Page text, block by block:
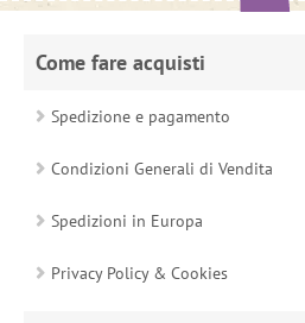
Come fare acquisti
Spedizione e pagamento
Condizioni Generali di Vendita
Spedizioni in Europa
Privacy Policy & Cookies